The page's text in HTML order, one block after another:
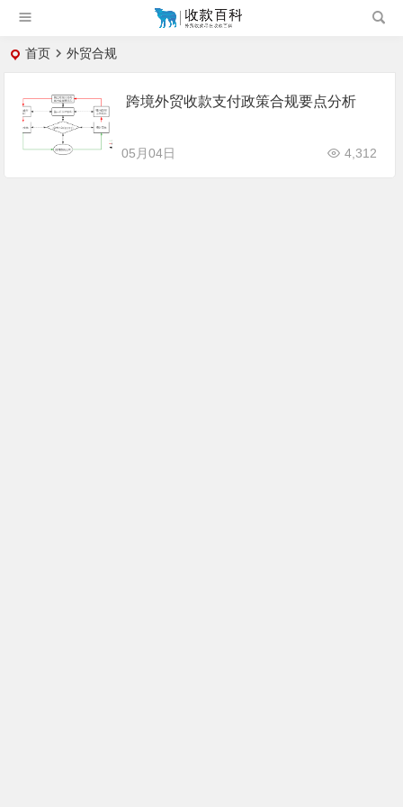
首页 外贸合规
跨境外贸收款支付政策合规要点分析
05月04日 4,312